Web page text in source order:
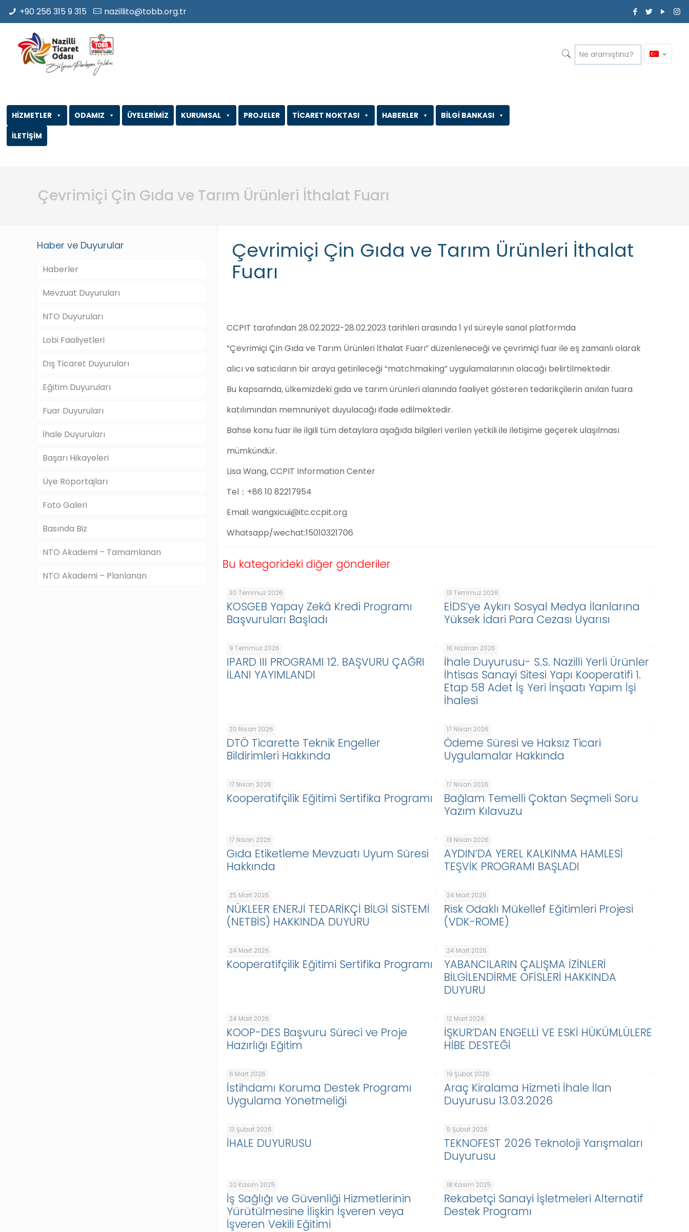
+90 256 315 9 315 nazillito@tobb.org.tr
ODAMIZ
HİZMETLER ÜYELERİMİZ KURUMSAL PROJELER TİCARET NOKTASI HABERLER
BİLGİ BANKASI
İLETİŞİM
Çevrimiçi Çin Gıda ve Tarım Ürünleri İthalat Fuarı
Çevrimiçi Çin Gıda ve Tarım Ürünleri İthalat
Fuarı
CCPIT tarafından 28.02.2022-28.02.2023 tarihleri arasında 1 yıl süreyle sanal platformda
“Çevrimiçi Çin Gıda ve Tarım Ürünleri İthalat Fuarı” düzenleneceği ve çevrimiçi fuar ile eş zamanlı olarak
alıcı ve satıcıların bir araya getirileceği “matchmaking” uygulamalarının olacağı belirtilmektedir.
Bu kapsamda, ülkemizdeki gıda ve tarım ürünleri alanında faaliyet gösteren tedarikçilerin anılan fuara
katılımından memnuniyet duyulacağı ifade edilmektedir.
Bahse konu fuar ile ilgili tüm detaylara aşağıda bilgileri verilen yetkili ile iletişime geçerek ulaşılması
mümkündür.
Lisa Wang, CCPIT Information Center
Tel：+86 10 82217954
Email: wangxicui@itc.ccpit.org
Whatsapp/wechat:15010321706
Bu kategorideki diğer gönderiler
30 Temmuz 2026
KOSGEB Yapay Zekâ Kredi Programı
Başvuruları Başladı
13 Temmuz 2026
EİDS’ye Aykırı Sosyal Medya İlanlarına
Yüksek İdari Para Cezası Uyarısı
9 Temmuz 2026
IPARD III PROGRAMI 12. BAŞVURU ÇAĞRI
İLANI YAYIMLANDI
16 Haziran 2026
İhale Duyurusu- S.S. Nazilli Yerli Ürünler
İhtisas Sanayi Sitesi Yapı Kooperatifi 1.
Etap 58 Adet İş Yeri İnşaatı Yapım İşi
İhalesi
20 Nisan 2026
DTÖ Ticarette Teknik Engeller
Bildirimleri Hakkında
17 Nisan 2026
Ödeme Süresi ve Haksız Ticari
Uygulamalar Hakkında
17 Nisan 2026
Kooperatifçilik Eğitimi Sertifika Programı
17 Nisan 2026
Bağlam Temelli Çoktan Seçmeli Soru
Yazım Kılavuzu
17 Nisan 2026
Gıda Etiketleme Mevzuatı Uyum Süresi
Hakkında
13 Nisan 2026
AYDIN’DA YEREL KALKINMA HAMLESİ
TEŞVİK PROGRAMI BAŞLADI
25 Mart 2026
NÜKLEER ENERJİ TEDARİKÇİ BİLGİ SİSTEMİ
(NETBİS) HAKKINDA DUYURU
24 Mart 2026
Risk Odaklı Mükellef Eğitimleri Projesi
(VDK-ROME)
24 Mart 2026
Kooperatifçilik Eğitimi Sertifika Programı
24 Mart 2026
YABANCILARIN ÇALIŞMA İZİNLERİ
BİLGİLENDİRME OFİSLERİ HAKKINDA
DUYURU
24 Mart 2026
KOOP-DES Başvuru Süreci ve Proje
Hazırlığı Eğitim
12 Mart 2026
İŞKUR’DAN ENGELLİ VE ESKİ HÜKÜMLÜLERE
HİBE DESTEĞİ
6 Mart 2026
İstihdamı Koruma Destek Programı
Uygulama Yönetmeliği
19 Şubat 2026
Araç Kiralama Hizmeti İhale İlan
Duyurusu 13.03.2026
13 Şubat 2026
İHALE DUYURUSU
5 Şubat 2026
TEKNOFEST 2026 Teknoloji Yarışmaları
Duyurusu
20 Kasım 2025
İş Sağlığı ve Güvenliği Hizmetlerinin
Yürütülmesine İlişkin İşveren veya
İşveren Vekili Eğitimi
18 Kasım 2025
Rekabetçi Sanayi İşletmeleri Alternatif
Destek Programı
Haber ve Duyurular
Haberler
Mevzuat Duyuruları
NTO Duyuruları
Lobi Faaliyetleri
Dış Ticaret Duyuruları
Eğitim Duyuruları
Fuar Duyuruları
İhale Duyuruları
Başarı Hikayeleri
Üye Röportajları
Foto Galeri
Basında Biz
NTO Akademi – Tamamlanan
NTO Akademi – Planlanan